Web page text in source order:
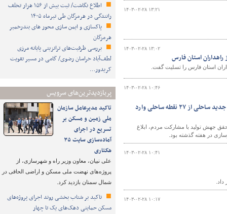
اطلاع نگاشت/ ثبت بیش از ۱۵۶ هزار تخلف
رانندگی در هرمزگان طی تیرماه ۱۴۰۵
پاکسازی و ایمن سازی محور های بندرخمیر
هرمزگان
بررسی ظرفیت‌های ترانزیتی پایانه مرزی
لطف‌آباد خراسان رضوی/ گامی در مسیر تقویت
کریدور…
پربازدیدترین‌های سرویس
تاکید مدیرعامل سازمان
ملی زمین و مسکن بر
تسریع در اجرای
آماده‌سازی سایت ۳۵
هکتاری
علی نبیان، معاون وزیر راه و شهرسازی، از
پروژه‌های نهضت ملی مسکن و اراضی الحاقی در
شمال سمنان بازدید کرد.
تاکید بر شتاب ‌بخشی روند اجرای پروژه‌های
مسکن حمایتی دهک‌های یک تا چهار
۱۴۰۳-۰۲-۲۸ ۱۳:۲۱
۱۴۰۳-۰۲-۲۸ ۱۳:۰۲
استان فارس
استان فارس را تسلیت گفت.
۱۴۰۳-۰۲-۲۸ ۱۰:۴۶
ابلاغ «قانون ساماندهی بازار زمین، مسکن و اجاره‌بها» توسط رییس‌جمهور/۷ شهر جدید ساحلی از ۲۷ نقطه ساحلی وارد
جهش تولید با مشارکت مردم، ابلاغ
در هفته گذشته بود.
۱۴۰۳-۰۲-۲۸ ۱۰:۴۱
۱۴۰۳-۰۲-۲۸ ۱۰:۱۷